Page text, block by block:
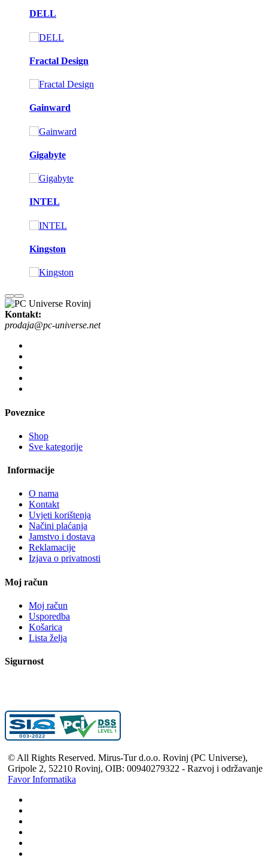
DELL
Fractal Design
Gainward
Gigabyte
INTEL
Kingston
Kontakt:
prodaja@pc-universe.net
Poveznice
Shop
Sve kategorije
Informacije
O nama
Kontakt
Uvjeti korištenja
Načini plaćanja
Jamstvo i dostava
Reklamacije
Izjava o privatnosti
Moj račun
Moj račun
Usporedba
Košarica
Lista želja
Sigurnost
© All Rights Reserved. Mirus-Tur d.o.o. Rovinj (PC Universe),
Gripole 2, 52210 Rovinj, OIB: 00940279322 - Razvoj i održavanje
Favor Informatika